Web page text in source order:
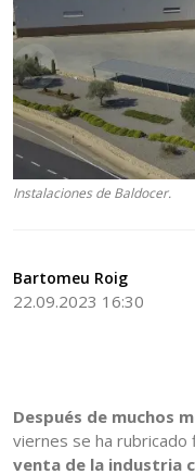
Instalaciones de Baldocer.
Bartomeu Roig
22.09.2023 16:30
Después de muchos
viernes se ha rubricado
venta de la industria